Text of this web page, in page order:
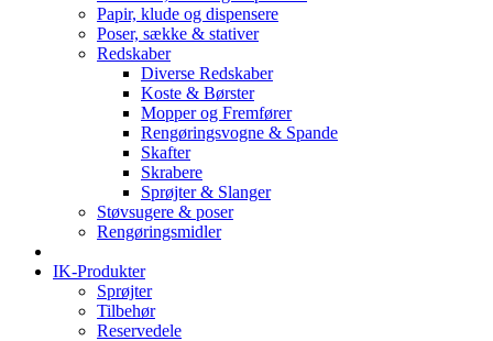
Papir, klude og dispensere
Poser, sække & stativer
Redskaber
Diverse Redskaber
Koste & Børster
Mopper og Fremfører
Rengøringsvogne & Spande
Skafter
Skrabere
Sprøjter & Slanger
Støvsugere & poser
Rengøringsmidler
IK-Produkter
Sprøjter
Tilbehør
Reservedele